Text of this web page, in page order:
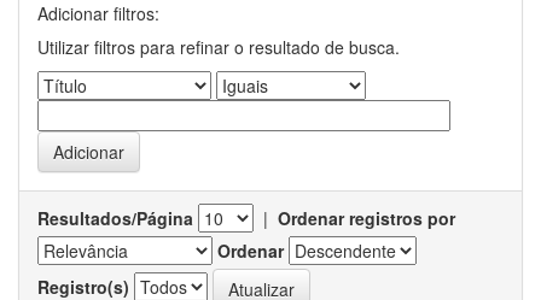
Adicionar filtros:
Utilizar filtros para refinar o resultado de busca.
Resultados/Página | Ordenar registros por
Ordenar
Registro(s)